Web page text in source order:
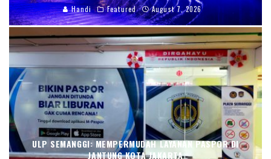
Handi Featured August 7, 2026
ULP SEMANGGI: MEMPERMUDAH LAYANAN PASPOR DI
JANTUNG KOTA JAKARTA